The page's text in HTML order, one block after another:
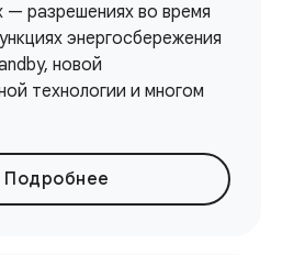
— разрешениях во время
энергосбережения
новой
технологии и многом
Подробнее